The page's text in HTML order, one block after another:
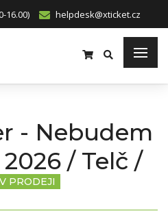
16.00) helpdesk@xticket.cz
- Nebudem
/ Telč /
V PRODEJI